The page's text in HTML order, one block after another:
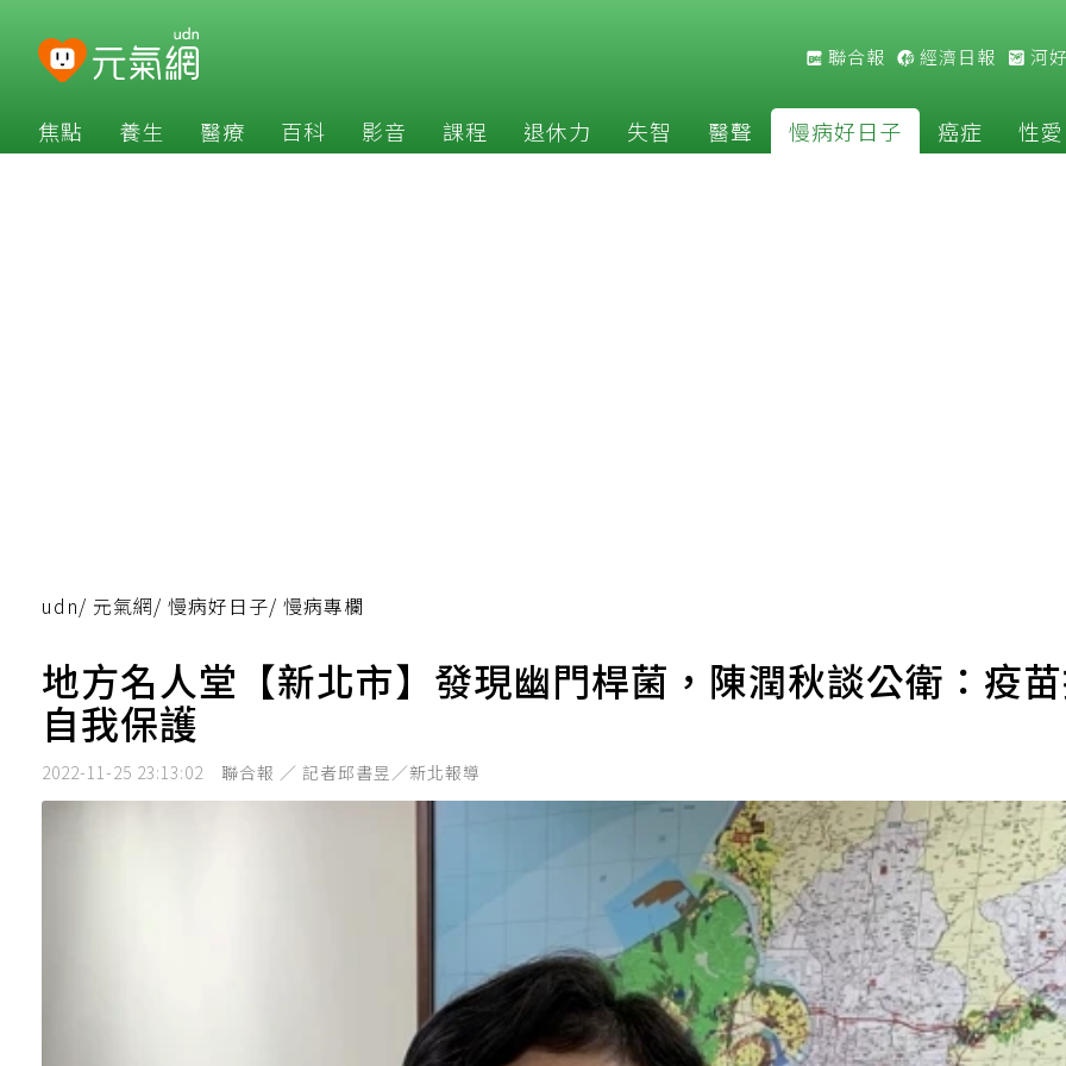
聯合報 經濟日報 河
焦點 養生 醫療 百科 影音 課程 退休力 失智 醫聲 慢病好日子 癌症 性愛
udn/ 元氣網/ 慢病好日子/ 慢病專欄
地方名人堂【新北市】發現幽門桿菌，陳潤秋談公衛：疫
自我保護
2022-11-25 23:13:02 聯合報 ／ 記者邱書昱／新北報導